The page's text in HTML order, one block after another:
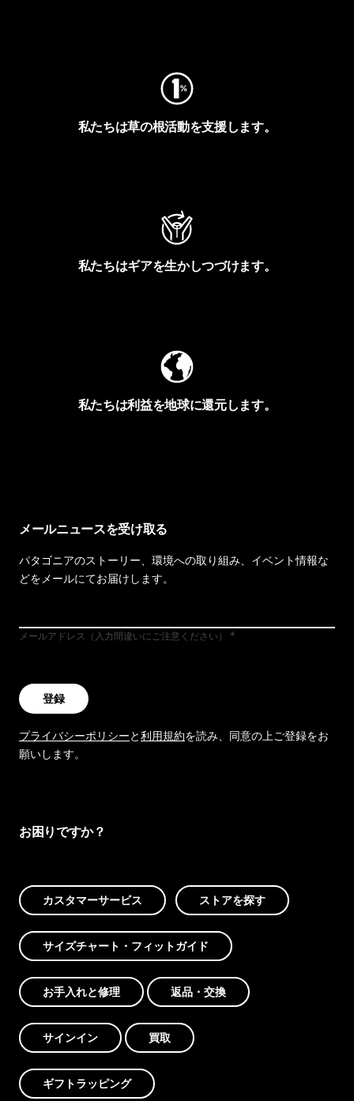
私たちは草の根活動を支援します。
私たちはギアを生かしつづけます。
私たちは利益を地球に還元します。
メールニュースを受け取る
パタゴニアのストーリー、環境への取り組み、イベント情報な
どをメールにてお届けします。
メールアドレス（入力間違いにご注意ください）
登録
プライバシーポリシーと利用規約を読み、同意の上ご登録をお
願いします。
お困りですか？
カスタマーサービス ストアを探す
サイズチャート・フィットガイド
お手入れと修理 返品・交換
サインイン 買取
ギフトラッピング